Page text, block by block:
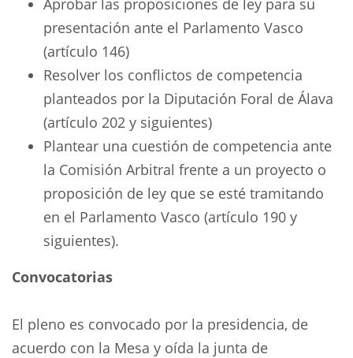
presentación ante el Parlamento Vasco
(artículo 146)
Resolver los conflictos de competencia
planteados por la Diputación Foral de Álava
(artículo 202 y siguientes)
Plantear una cuestión de competencia ante
la Comisión Arbitral frente a un proyecto o
proposición de ley que se esté tramitando
en el Parlamento Vasco (artículo 190 y
siguientes).
Convocatorias
El pleno es convocado por la presidencia, de
acuerdo con la Mesa y oída la junta de